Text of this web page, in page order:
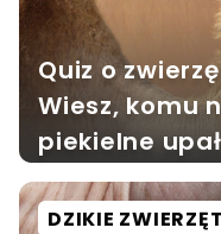
Quiz o
Wiesz, komu
piekielne
DZIKIE